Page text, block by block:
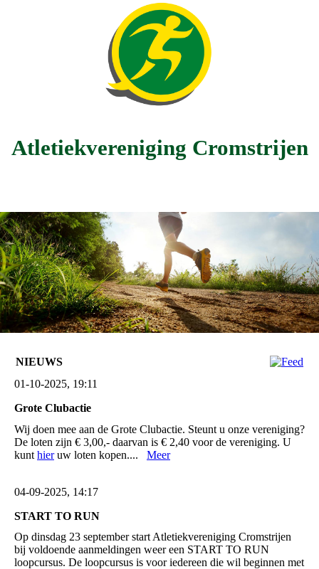
Atletiekvereniging Cromstrijen
NIEUWS
01-10-2025, 19:11
Grote Clubactie
Wij doen mee aan de Grote Clubactie. Steunt u onze vereniging?
De loten zijn € 3,00,- daarvan is € 2,40 voor de vereniging. U
kunt hieruw loten kopen.... Meer
04-09-2025, 14:17
START TO RUN
Op dinsdag 23 september start Atletiekvereniging Cromstrijen
bij voldoende aanmeldingen weer een START TO RUN
loopcursus. De loopcursus is voor iedereen die wil beginnen met